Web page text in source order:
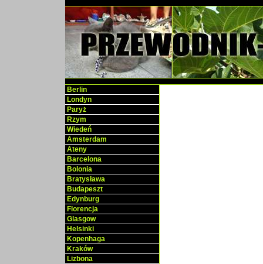
Berlin
Londyn
Paryż
Rzym
Wiedeń
Amsterdam
Ateny
Barcelona
Bolonia
Bratysława
Budapeszt
Edynburg
Florencja
Glasgow
Helsinki
Kopenhaga
Kraków
Lizbona